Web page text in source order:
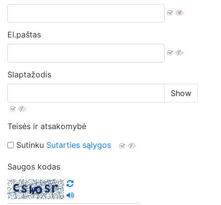
El.paštas
Slaptažodis
Show
Teisės ir atsakomybė
Sutinku Sutarties sąlygos
Saugos kodas